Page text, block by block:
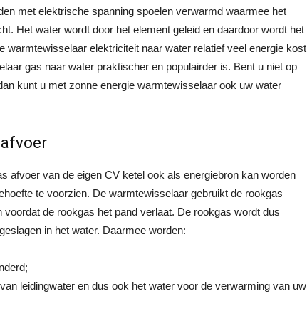
met elektrische spanning spoelen verwarmd waarmee het
Het water wordt door het element geleid en daardoor wordt het
warmtewisselaar elektriciteit naar water relatief veel energie kost
gas naar water praktischer en populairder is. Bent u niet op
kunt u met zonne energie warmtewisselaar ook uw water
afvoer van de eigen CV ketel ook als energiebron kan worden
te voorzien. De warmtewisselaar gebruikt de rookgas
de rookgas het pand verlaat. De rookgas wordt dus
in het water. Daarmee worden:
leidingwater en dus ook het water voor de verwarming van uw